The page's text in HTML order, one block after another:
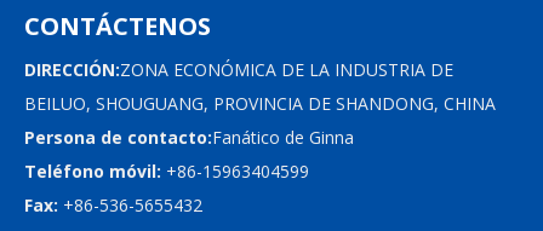
CONTÁCTENOS
DIRECCIÓN:ZONA ECONÓMICA DE LA INDUSTRIA DE
BEILUO, SHOUGUANG, PROVINCIA DE SHANDONG, CHINA
Persona de contacto:Fanático de Ginna
Teléfono móvil: +86-15963404599
Fax: +86-536-5655432